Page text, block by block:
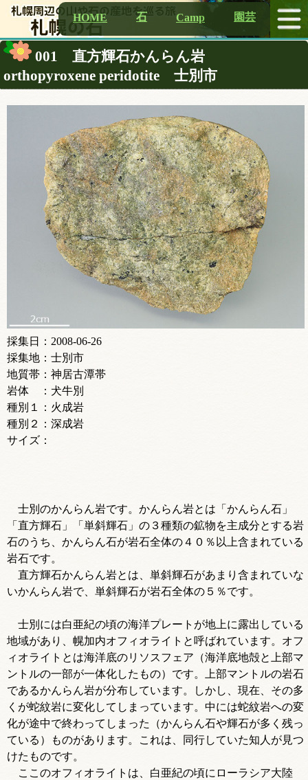
HOME 石 Camp 園芸
001 直方輝石かんらん岩
orthopyroxene peridotite 士別市
採集日：2008-06-26
採集地：士別市
地質帯：神居古潭帯
岩体 ：犬牛別
種別１：火成岩
種別２：深成岩
サイズ：
士別のかんらん岩です。かんらん岩とは「かんらん石」
「直方輝石」「単斜輝石」の３種類の鉱物を主成分とする岩
石のうち、かんらん石が岩石全体の４０％以上含まれている
岩石です。
直方輝石かんらん岩とは、単斜輝石があまり含まれていな
いかんらん岩で、単斜輝石が岩石全体の５％です。
士別には白亜紀の頃の海洋プレートが地上に露出している
地域があり、幌加内オフィオライトと呼ばれています。オフ
ィオライトとは海洋底のリソスフェア（海洋底地殻と上部マ
ントルの一部が一体化したもの）です。上部マントルの岩石
であるかんらん岩が分布しています。しかし、現在、その多
くが蛇紋岩に変化してしまっています。中には蛇紋岩への変
化が途中で終わってしまった（かんらん石や輝石が多く残っ
ている）ものがあります。これは、同行していた知人が見つ
けたものです。
ここのオフィオライトは、白亜紀の頃にローラシア大陸